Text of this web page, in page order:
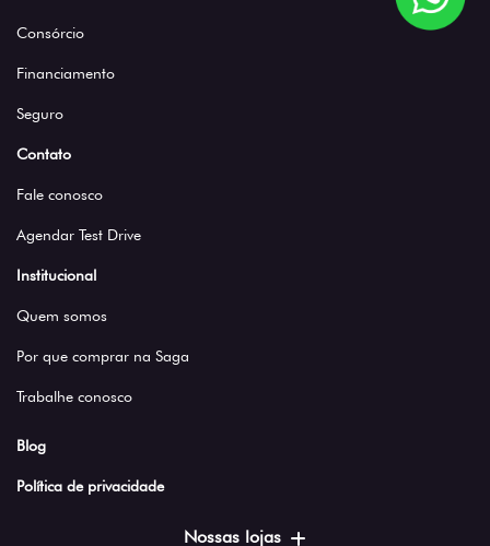
Consórcio
Financiamento
Seguro
Contato
Fale conosco
Agendar Test Drive
Institucional
Quem somos
Por que comprar na Saga
Trabalhe conosco
Blog
Política de privacidade
Nossas lojas